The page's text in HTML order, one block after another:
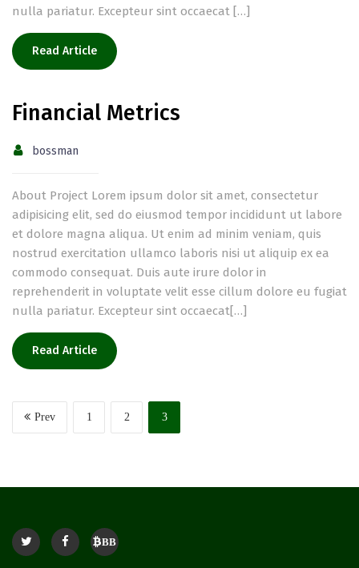
nulla pariatur. Excepteur sint occaecat […]
Read Article
Financial Metrics
bossman
About Project Lorem ipsum dolor sit amet, consectetur
adipisicing elit, sed do eiusmod tempor incididunt ut labore
et dolore magna aliqua. Ut enim ad minim veniam, quis
nostrud exercitation ullamco laboris nisi ut aliquip ex ea
commodo consequat. Duis aute irure dolor in
reprehenderit in voluptate velit esse cillum dolore eu fugiat
nulla pariatur. Excepteur sint occaecat[…]
Read Article
Prev 1 2 3